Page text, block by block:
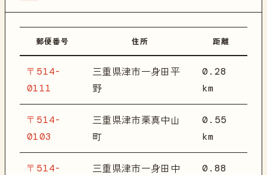
郵便番号 住所 距離
〒514-
0111
三重県津市一身田平
野
0.28
km
〒514-
0103
三重県津市栗真中山
町
0.55
km
〒514- 三重県津市一身田中 0.88